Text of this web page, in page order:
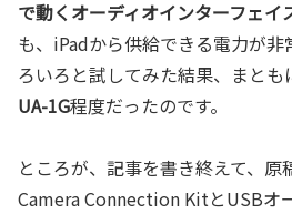
で動くオーディオインターフェイ
も、iPadから供給できる電力が
ろいろと試してみた結果、まとも
UA-1G程度だったのです。
ところが、記事を書き終えて、原
Camera Connection KitとUSBオ